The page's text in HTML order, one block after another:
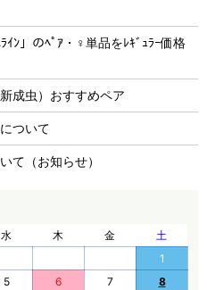
ｲﾝ」のﾍﾟｱ・♀単品をﾚｷﾞｭﾗｰ価格
成虫）おすすめペア
ついて
て（お知らせ）
水 木 金
土
1
5 6 7
8